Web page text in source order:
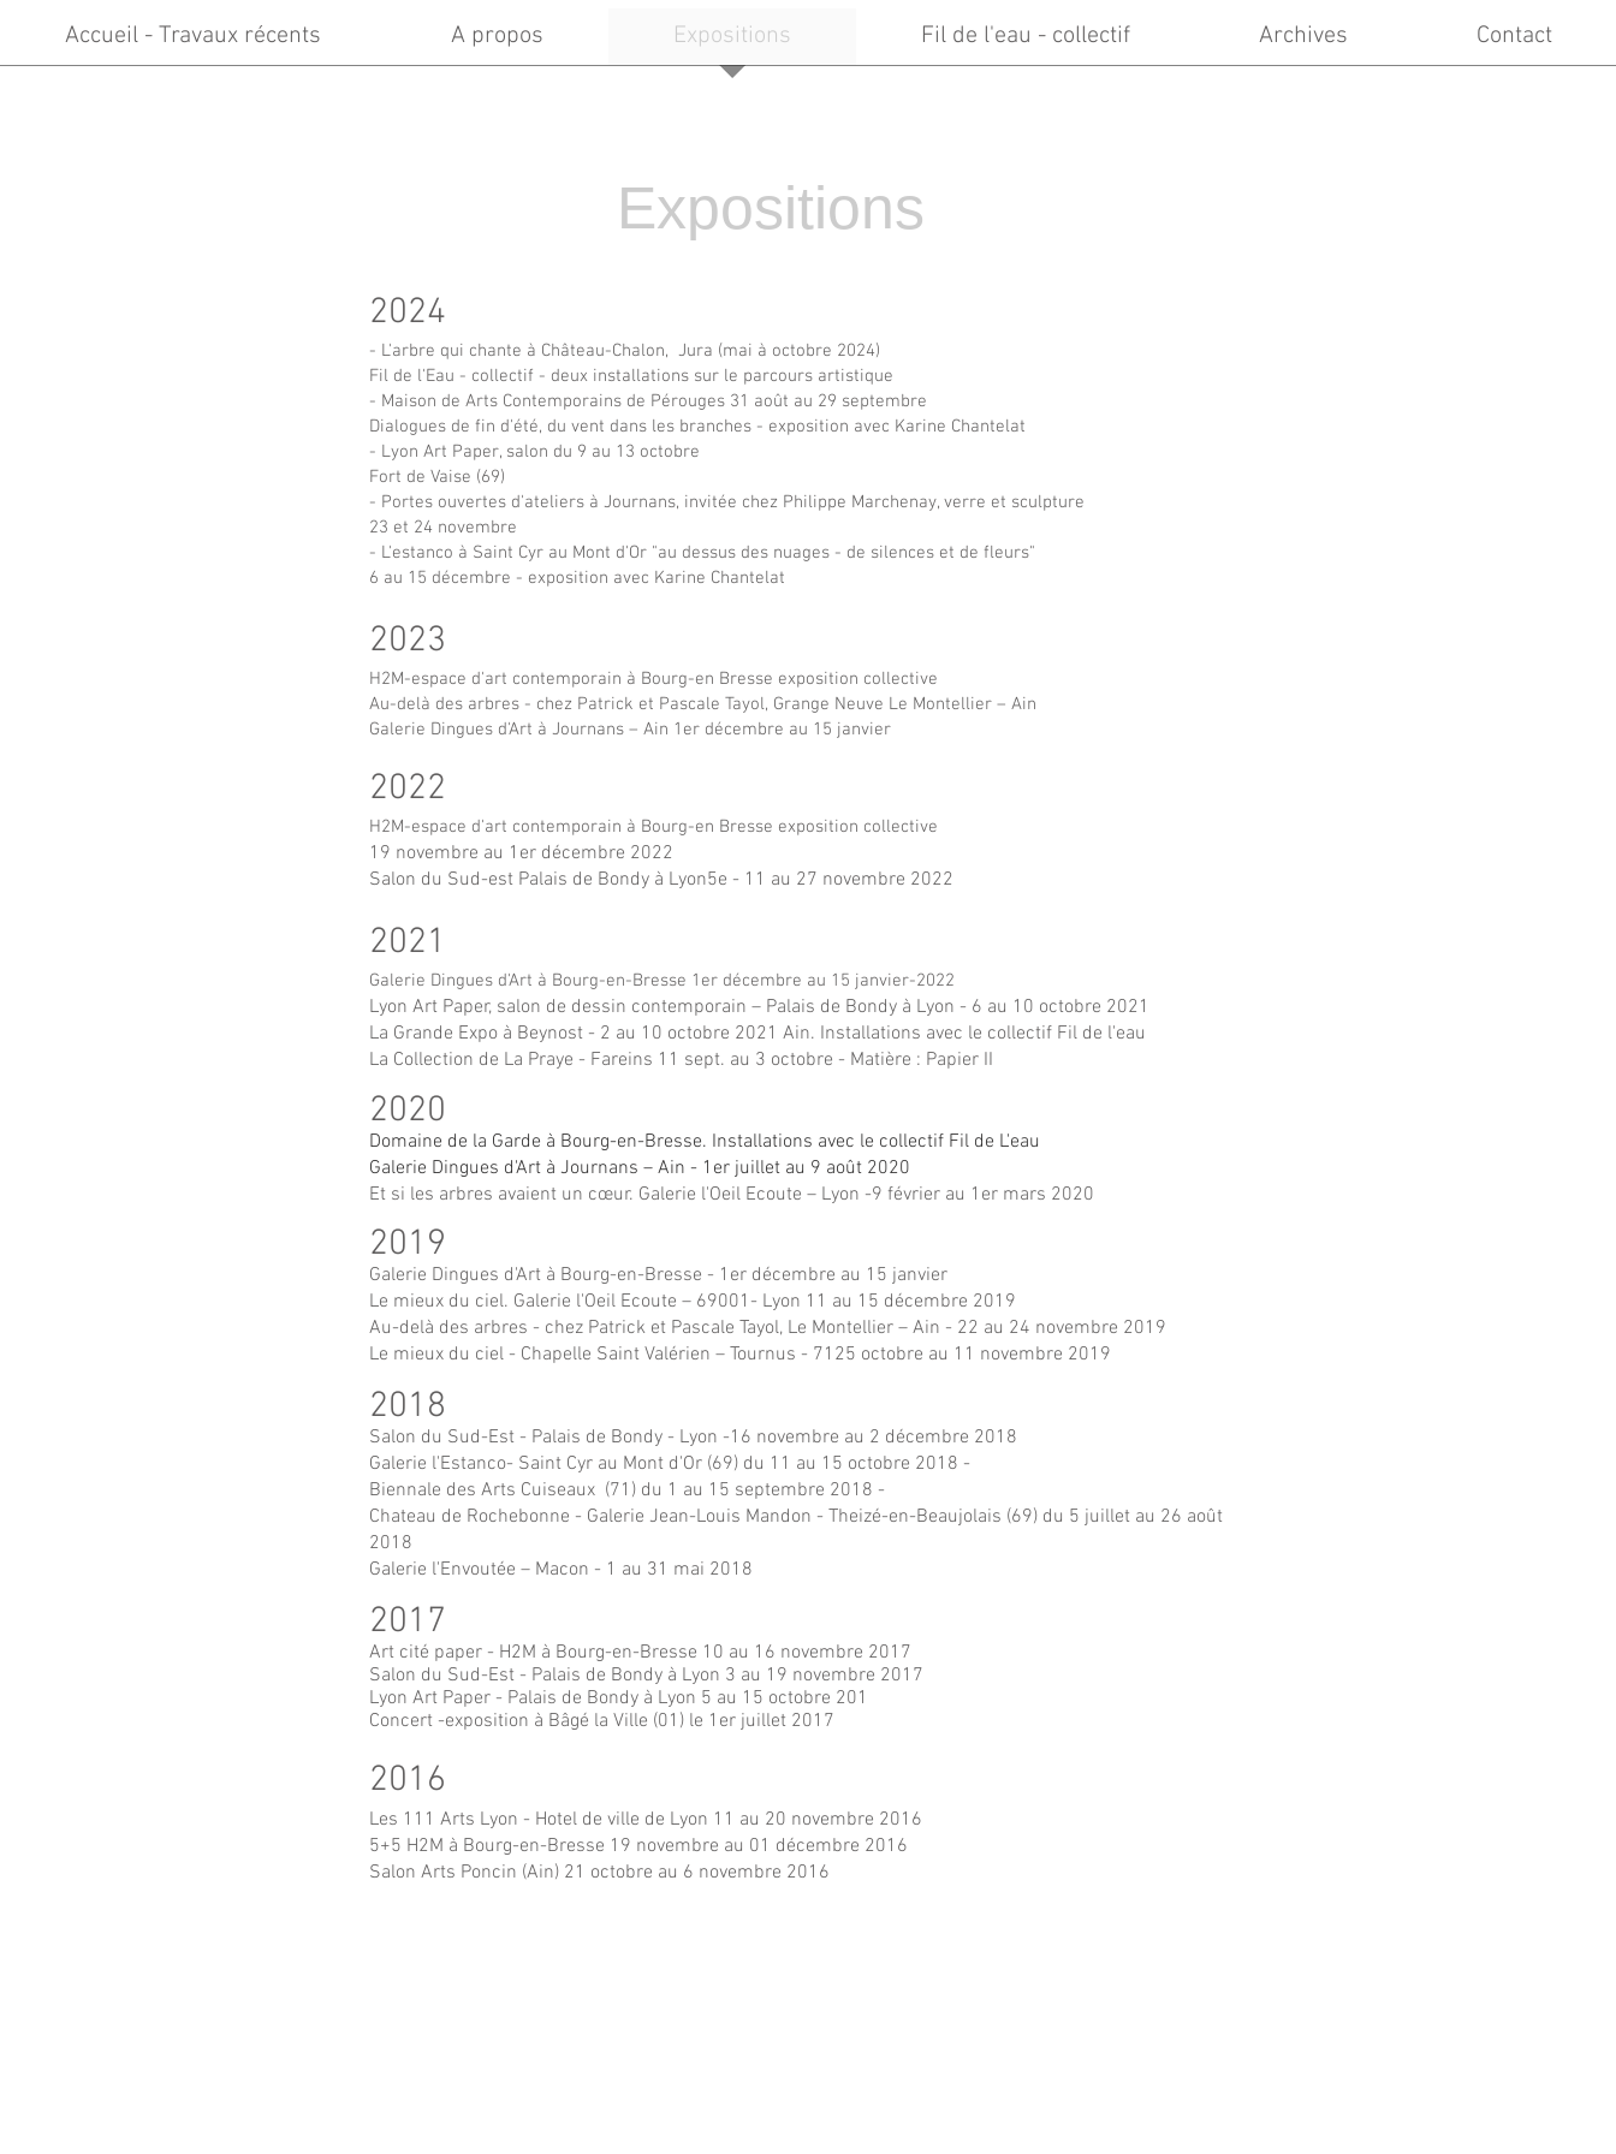
Accueil - Travaux récents A propos Expositions Fil de l'eau - collectif Archives Contact
Expositions
2024
- L'arbre qui chante à Château-Chalon, Jura (mai à octobre 2024)
Fil de l'Eau - collectif - deux installations sur le parcours artistique
- Maison de Arts Contemporains de Pérouges 31 août au 29 septembre
Dialogues de fin d'été, du vent dans les branches - exposition avec Karine Chantelat
- Lyon Art Paper, salon du 9 au 13 octobre
Fort de Vaise (69)
- Portes ouvertes d'ateliers à Journans, invitée chez Philippe Marchenay, verre et sculpture
23 et 24 novembre
- L'estanco à Saint Cyr au Mont d'Or "au dessus des nuages - de silences et de fleurs"
6 au 15 décembre - exposition avec Karine Chantelat
2023
H2M-espace d'art contemporain à Bourg-en Bresse exposition collective
Au-delà des arbres - chez Patrick et Pascale Tayol, Grange Neuve Le Montellier – Ain
Galerie Dingues d'Art à Journans – Ain 1er décembre au 15 janvier
2022
H2M-espace d'art contemporain à Bourg-en Bresse exposition collective
19 novembre au 1er décembre 2022
Salon du Sud-est Palais de Bondy à Lyon5e - 11 au 27 novembre 2022
2021
Galerie Dingues d'Art à Bourg-en-Bresse 1er décembre au 15 janvier-2022
Lyon Art Paper, salon de dessin contemporain – Palais de Bondy à Lyon - 6 au 10 octobre 2021
La Grande Expo à Beynost - 2 au 10 octobre 2021 Ain. Installations avec le collectif Fil de l'eau
La Collection de La Praye - Fareins 11 sept. au 3 octobre - Matière : Papier II
2020
Domaine de la Garde à Bourg-en-Bresse. Installations avec le collectif Fil de L'eau
Galerie Dingues d'Art à Journans – Ain - 1er juillet au 9 août 2020
Et si les arbres avaient un cœur. Galerie l'Oeil Ecoute – Lyon -9 février au 1er mars 2020
2019
Galerie Dingues d'Art à Bourg-en-Bresse - 1er décembre au 15 janvier
Le mieux du ciel. Galerie l'Oeil Ecoute – 69001- Lyon 11 au 15 décembre 2019
Au-delà des arbres - chez Patrick et Pascale Tayol, Le Montellier – Ain - 22 au 24 novembre 2019
Le mieux du ciel - Chapelle Saint Valérien – Tournus - 7125 octobre au 11 novembre 2019
2018
Salon du Sud-Est - Palais de Bondy - Lyon -16 novembre au 2 décembre 2018
Galerie l'Estanco- Saint Cyr au Mont d'Or (69) du 11 au 15 octobre 2018 -
Biennale des Arts Cuiseaux (71) du 1 au 15 septembre 2018 -
Chateau de Rochebonne - Galerie Jean-Louis Mandon - Theizé-en-Beaujolais (69) du 5 juillet au 26 août
2018
Galerie l'Envoutée – Macon - 1 au 31 mai 2018
2017
Art cité paper - H2M à Bourg-en-Bresse 10 au 16 novembre 2017
Salon du Sud-Est - Palais de Bondy à Lyon 3 au 19 novembre 2017
Lyon Art Paper - Palais de Bondy à Lyon 5 au 15 octobre 201
Concert -exposition à Bâgé la Ville (01) le 1er juillet 2017
2016
Les 111 Arts Lyon - Hotel de ville de Lyon 11 au 20 novembre 2016
5+5 H2M à Bourg-en-Bresse 19 novembre au 01 décembre 2016
Salon Arts Poncin (Ain) 21 octobre au 6 novembre 2016